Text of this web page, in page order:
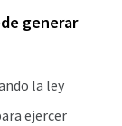
generar
la ley
ejercer